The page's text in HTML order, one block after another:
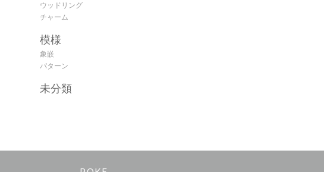
ウッドリング
チャーム
模様
象嵌
パターン
未分類